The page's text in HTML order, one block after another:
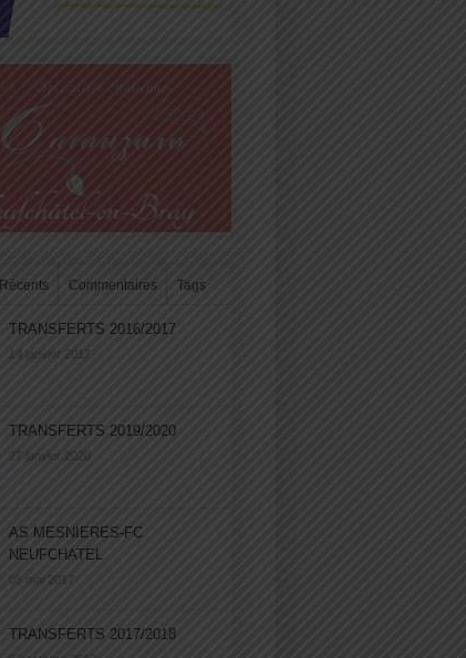
Récents Commentaires Tags
TRANSFERTS 2016/2017
14 janvier 2017
TRANSFERTS 2019/2020
27 janvier 2020
AS MESNIERES-FC
NEUFCHATEL
05 mai 2017
TRANSFERTS 2017/2018